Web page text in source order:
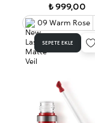
₺ 999,00
09 Warm Rose
SEPETE EKLE